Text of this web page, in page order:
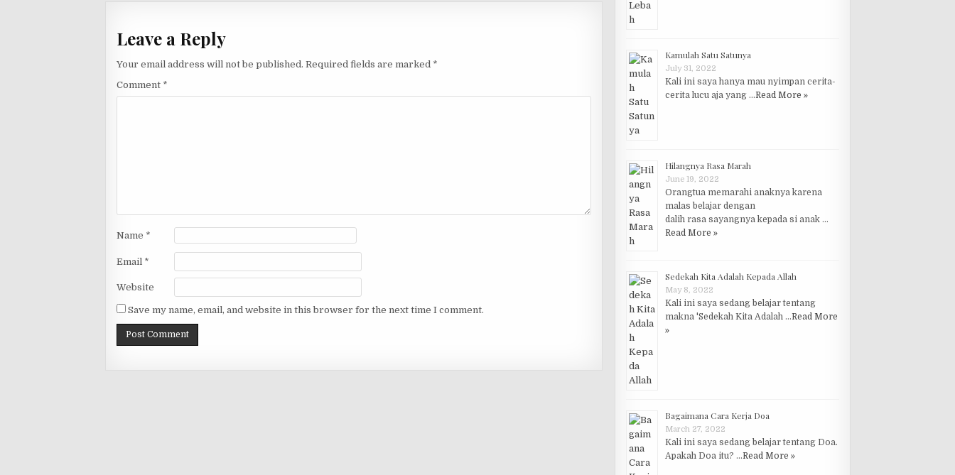
o
k
p
p
m
Leave a Reply
Your email address will not be published. Required fields are marked *
Comment *
Name *
Email *
Website
Save my name, email, and website in this browser for the next time I comment.
Kamulah Satu Satunya
July 31, 2022
Kali ini saya hanya mau nyimpan cerita-
cerita lucu aja yang …Read More »
Hilangnya Rasa Marah
June 19, 2022
Orangtua memarahi anaknya karena
malas belajar dengan
dalih rasa sayangnya kepada si anak …
Read More »
Sedekah Kita Adalah Kepada Allah
May 8, 2022
Kali ini saya sedang belajar tentang
makna 'Sedekah Kita Adalah …Read More
»
Bagaimana Cara Kerja Doa
March 27, 2022
Kali ini saya sedang belajar tentang Doa.
Apakah Doa itu? …Read More »